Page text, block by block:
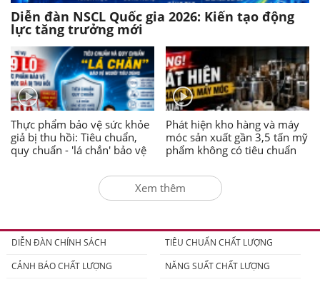
Diễn đàn NSCL Quốc gia 2026: Kiến tạo động
lực tăng trưởng mới
Thực phẩm bảo vệ sức khỏe
giả bị thu hồi: Tiêu chuẩn,
quy chuẩn - 'lá chắn' bảo vệ
Phát hiện kho hàng và máy
móc sản xuất gần 3,5 tấn mỹ
phẩm không có tiêu chuẩn
Xem thêm
DIỄN ĐÀN CHÍNH SÁCH
TIÊU CHUẨN CHẤT LƯỢNG
CẢNH BÁO CHẤT LƯỢNG
NĂNG SUẤT CHẤT LƯỢNG